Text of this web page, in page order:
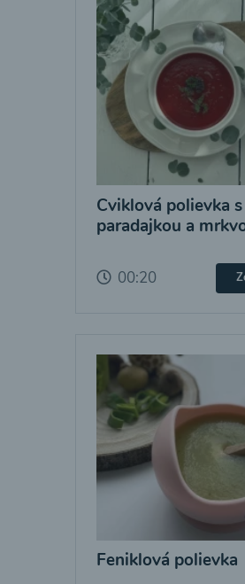
Cviklová polievka s
paradajkou a
00:20
Feniklová polievka